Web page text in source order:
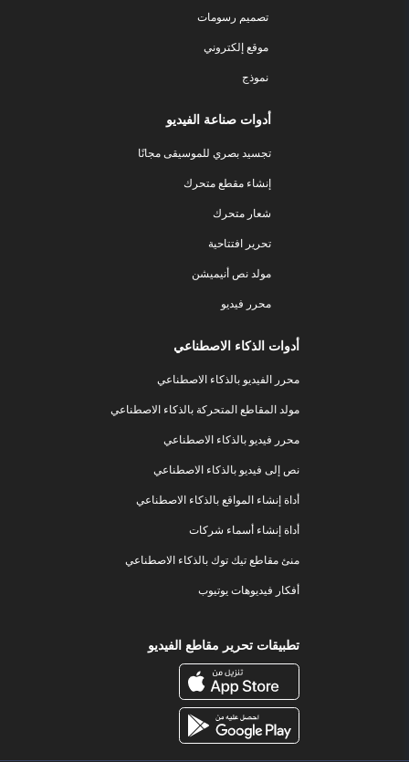
تصميم رسومات
موقع إلكتروني
نموذج
أدوات صناعة الفيديو
تجسيد بصري للموسيقى مجانًا
إنشاء مقطع متحرك
شعار متحرك
تحرير افتتاحية
مولد نص أنيميشن
محرر فيديو
أدوات الذكاء الاصطناعي
محرر الفيديو بالذكاء الاصطناعي
مولد المقاطع المتحركة بالذكاء الاصطناعي
محرر فيديو بالذكاء الاصطناعي
نص إلى فيديو بالذكاء الاصطناعي
أداة إنشاء المواقع بالذكاء الاصطناعي
أداة إنشاء أسماء شركات
منئ مقاطع تيك توك بالذكاء الاصطناعي
أفكار فيديوهات يوتيوب
تطبيقات تحرير مقاطع الفيديو